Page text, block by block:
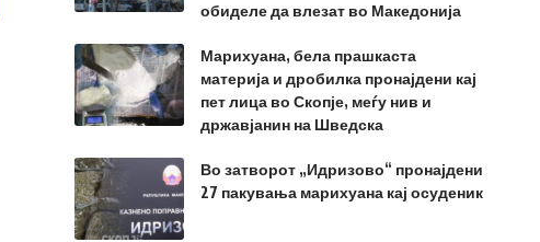
обиделе да влезат во Македонија
Марихуана, бела прашкаста
материја и дробилка пронајдени кај
пет лица во Скопје, меѓу нив и
државјанин на Шведска
Во затворот „Идризово“ пронајдени
27 пакувања марихуана кај осуденик